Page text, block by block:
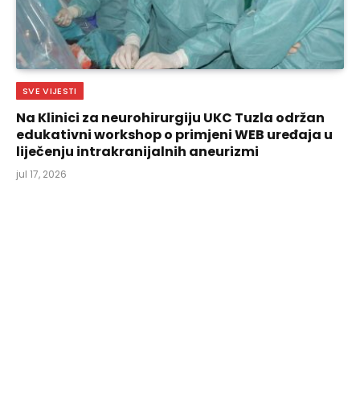
SVE VIJESTI
Na Klinici za neurohirurgiju UKC Tuzla održan
edukativni workshop o primjeni WEB uređaja u
liječenju intrakranijalnih aneurizmi
jul 17, 2026